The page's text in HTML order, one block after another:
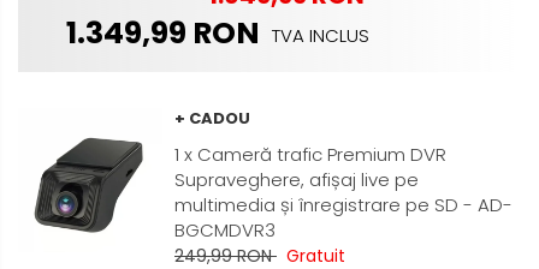
Mazda
Rame adaptoare Daihatsu
Rame adaptoare Kia
Rame adaptoare Alfa Romeo
Rame adaptoare Nissan
1.349,99 RON TVA INCLUS
+ CADOU
1 x Cameră trafic Premium DVR
Supraveghere, afișaj live pe
multimedia și înregistrare pe SD - AD-
BGCMDVR3
249,99 RON Gratuit